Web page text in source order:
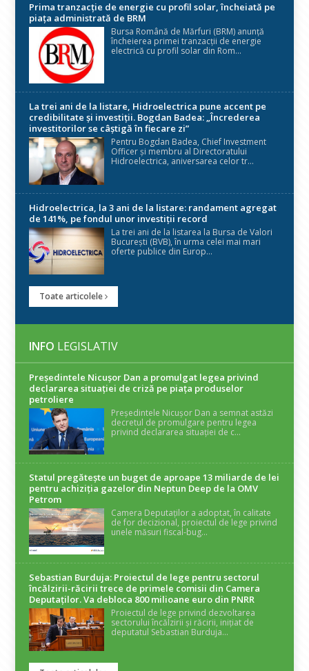
Prima tranzacție de energie cu profil solar, încheiată pe
piața administrată de BRM
Bursa Română de Mărfuri (BRM) anunță
încheierea primei tranzacții de energie
electrică cu profil solar din Rom...
La trei ani de la listare, Hidroelectrica pune accent pe
credibilitate și investiții. Bogdan Badea: „Încrederea
investitorilor se câștigă în fiecare zi”
Pentru Bogdan Badea, Chief Investment
Officer și membru al Directoratului
Hidroelectrica, aniversarea celor tr...
Hidroelectrica, la 3 ani de la listare: randament agregat
de 141%, pe fondul unor investiții record
La trei ani de la listarea la Bursa de Valori
București (BVB), în urma celei mai mari
oferte publice din Europ...
Toate articolele
INFO LEGISLATIV
Președintele Nicuşor Dan a promulgat legea privind
declararea situaţiei de criză pe piaţa produselor
petroliere
Președintele Nicușor Dan a semnat astăzi
decretul de promulgare pentru legea
privind declararea situației de c...
Statul pregătește un buget de aproape 13 miliarde de lei
pentru achiziția gazelor din Neptun Deep de la OMV
Petrom
Camera Deputaților a adoptat, în calitate
de for decizional, proiectul de lege privind
unele măsuri fiscal-bug...
Sebastian Burduja: Proiectul de lege pentru sectorul
încălzirii-răcirii trece de primele comisii din Camera
Deputaților. Va debloca 800 milioane euro din PNRR
Proiectul de lege privind dezvoltarea
sectorului încălzirii și răcirii, inițiat de
deputatul Sebastian Burduja...